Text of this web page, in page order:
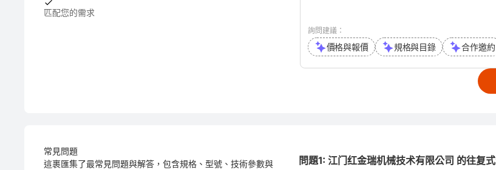
匹配您的需求
詢問建議：
價格與報價 規格與目錄 合作邀約
常見問題
這裹匯集了最常見問題與解答，包含規格、型號、技術參數與
問題1: 江门红金瑞机械技术有限公司 的往复